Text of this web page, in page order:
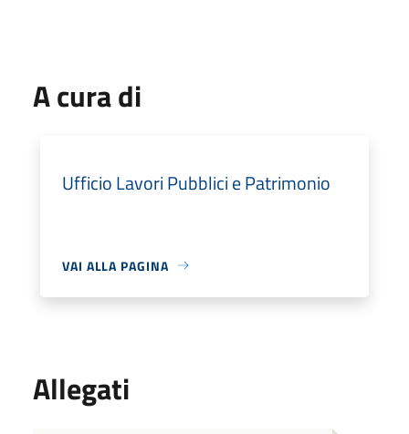
A cura di
Ufficio Lavori Pubblici e Patrimonio
VAI ALLA PAGINA
Allegati